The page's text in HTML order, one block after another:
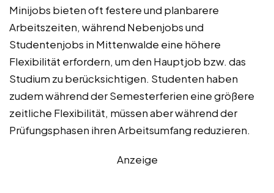
Minijobs bieten oft festere und planbarere
Arbeitszeiten, während Nebenjobs und
Studentenjobs in Mittenwalde eine höhere
Flexibilität erfordern, um den Hauptjob bzw. das
Studium zu berücksichtigen. Studenten haben
zudem während der Semesterferien eine größere
zeitliche Flexibilität, müssen aber während der
Prüfungsphasen ihren Arbeitsumfang reduzieren.
Anzeige